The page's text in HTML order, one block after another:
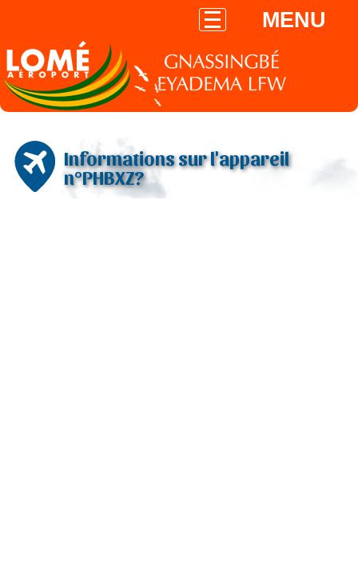
MENU
Informations sur l'appareil
n°PHBXZ?